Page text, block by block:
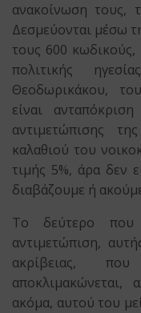
ανακοίνωση τους,
Δεσμεύονται μέσω
τους 600 κωδικούς,
πολιτικής
Θεοδωρικάκου,
είναι
αντιμετώπισης
καλαθιού του
τιμής 5%, άρα δεν
διαβάζουμε ή
Το δεύτερο
αντιμετώπιση,
ακρίβειας,
αποκλιμακώνεται,
ακόμα, αυτού του